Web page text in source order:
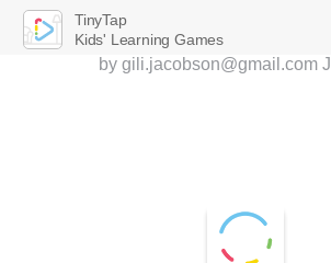
TinyTap
Kids' Learning Games